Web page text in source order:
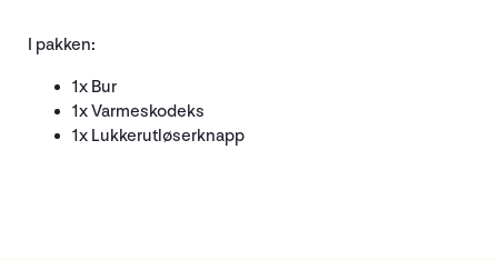
I pakken:
1x Bur
1x Varmeskodeks
1x Lukkerutløserknapp